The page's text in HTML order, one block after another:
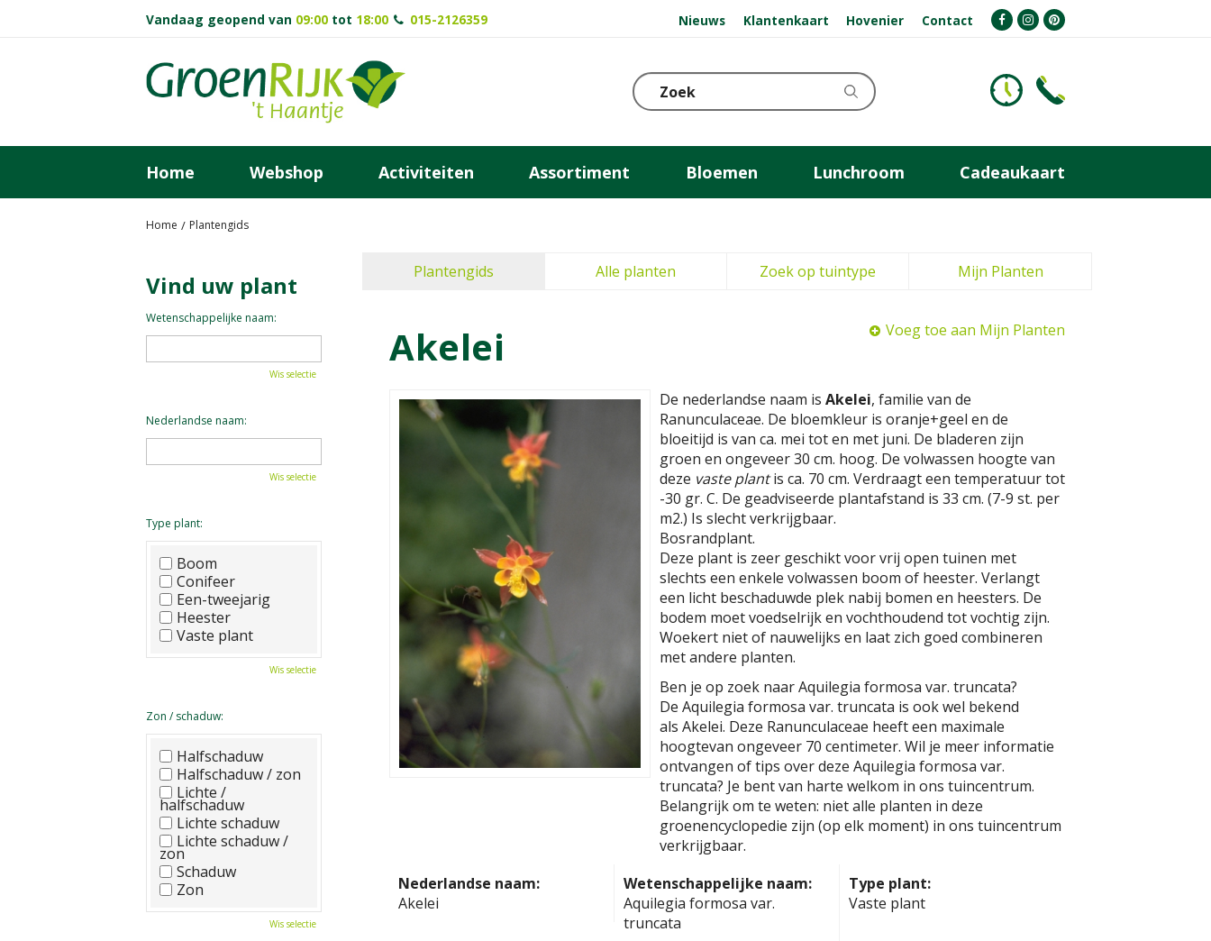
Home Plantengids
Vandaag geopend van 09:00 tot 18:00 015-2126359 Nieuws Klantenkaart Hovenier Contact
Home Webshop Activiteiten Assortiment Bloemen Lunchroom Cadeaukaart
Plantengids Alle planten Zoek op tuintype Mijn Planten
Akelei Voeg toe aan Mijn Planten
De nederlandse naam is Akelei, familie van de
Ranunculaceae. De bloemkleur is oranje+geel en de
bloeitijd is van ca. mei tot en met juni. De bladeren zijn
groen en ongeveer 30 cm. hoog. De volwassen hoogte van
deze vaste plantis ca. 70 cm. Verdraagt een temperatuur tot
-30 gr. C. De geadviseerde plantafstand is 33 cm. (7-9 st. per
m2.) Is slecht verkrijgbaar.
Bosrandplant.
Deze plant is zeer geschikt voor vrij open tuinen met
slechts een enkele volwassen boom of heester. Verlangt
een licht beschaduwde plek nabij bomen en heesters. De
bodem moet voedselrijk en vochthoudend tot vochtig zijn.
Woekert niet of nauwelijks en laat zich goed combineren
met andere planten.
Ben je op zoek naar Aquilegia formosa var. truncata?
De Aquilegia formosa var. truncata is ook wel bekend
als Akelei. Deze Ranunculaceae heeft een maximale
hoogtevan ongeveer 70 centimeter. Wil je meer informatie
ontvangen of tips over deze Aquilegia formosa var.
truncata? Je bent van harte welkom in ons tuincentrum.
Belangrijk om te weten: niet alle planten in deze
groenencyclopedie zijn (op elk moment) in ons tuincentrum
verkrijgbaar.
Nederlandse naam:
Akelei
Wetenschappelijke naam:
Aquilegia formosa var.
truncata
Type plant:
Vaste plant
Vind uw plant
Wetenschappelijke naam:
Wis selectie
Nederlandse naam:
Wis selectie
Type plant:
Boom
Conifeer
Een-tweejarig
Heester
Vaste plant
Wis selectie
Zon / schaduw:
Halfschaduw
Halfschaduw / zon
Lichte /
halfschaduw
Lichte schaduw
Lichte schaduw /
zon
Schaduw
Zon
Wis selectie